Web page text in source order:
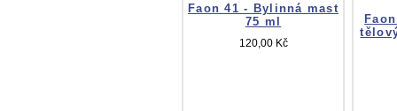
Faon 41 - Bylinná mast
75 ml
120,00 Kč